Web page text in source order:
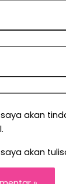
akan
akan